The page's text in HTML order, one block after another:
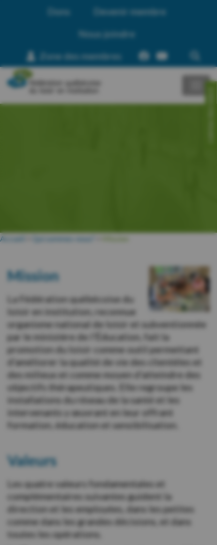
Dons
Devenir membre
Nous joindre
Zone des membres
Accueil
Mission
La Fédération québécoise du
loisir en institution, reconnue
organisme national de loisir et subventionnée
par le ministère de l'Éducation, fait la
promotion du loisir comme outil permettant
d'améliorer la qualité de vie des clientèles et
des milieux et comme moyen d'atteindre des
objectifs thérapeutiques. Elle regroupe les
installations du réseau de la santé et les
intervenants y œuvrant en leur offrant
formation, éducation et sensibilisation.
Valeurs
Les quatre valeurs fondamentales et
complémentaires suivantes guident la
direction et les employées, dans les petites
comme dans les grandes décisions, et dans
toutes les opérations.